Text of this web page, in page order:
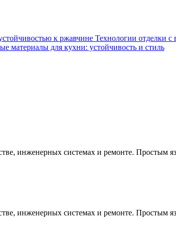
к ржавчине Технологии отделки с
материалы для кухни: устойчивость и стиль
инженерных системах и ремонте. Простым
инженерных системах и ремонте. Простым